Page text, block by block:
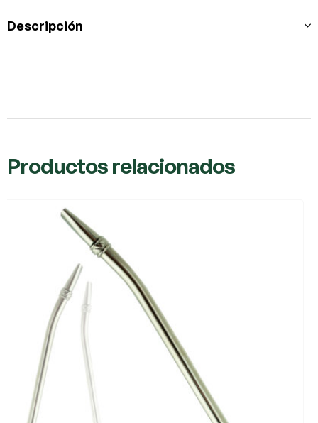
Descripción
Productos relacionados